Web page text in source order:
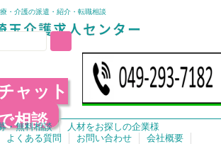
・介護の派遣・紹介・転職相談
ャット
相談
・無料相談
人材をお探しの企業様
よくある質問 お問い合わせ 会社概要